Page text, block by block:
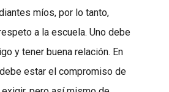
míos, por lo tanto,
a la escuela. Uno debe
y tener buena relación. En
estar el compromiso de